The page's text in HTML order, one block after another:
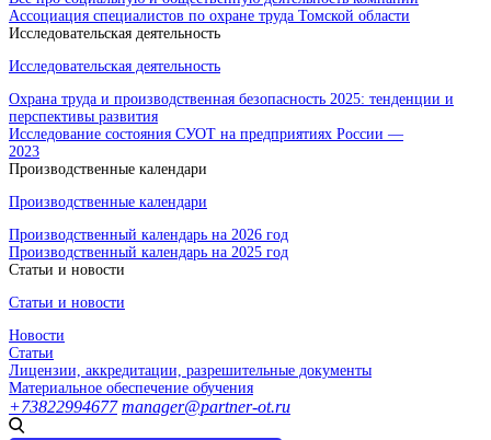
Ассоциация специалистов по охране труда Томской области
Исследовательская деятельность
Исследовательская деятельность
Охрана труда и производственная безопасность 2025: тенденции и
перспективы развития
Исследование состояния СУОТ на предприятиях России —
2023
Производственные календари
Производственные календари
Производственный календарь на 2026 год
Производственный календарь на 2025 год
Статьи и новости
Статьи и новости
Новости
Статьи
Лицензии, аккредитации, разрешительные документы
Материальное обеспечение обучения
+73822994677 manager@partner-ot.ru